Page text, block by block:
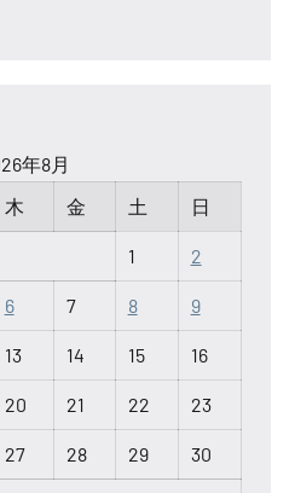
年8月
木 金 土 日
1 2
6 7 8 9
13 14 15 16
20 21 22 23
27 28 29 30